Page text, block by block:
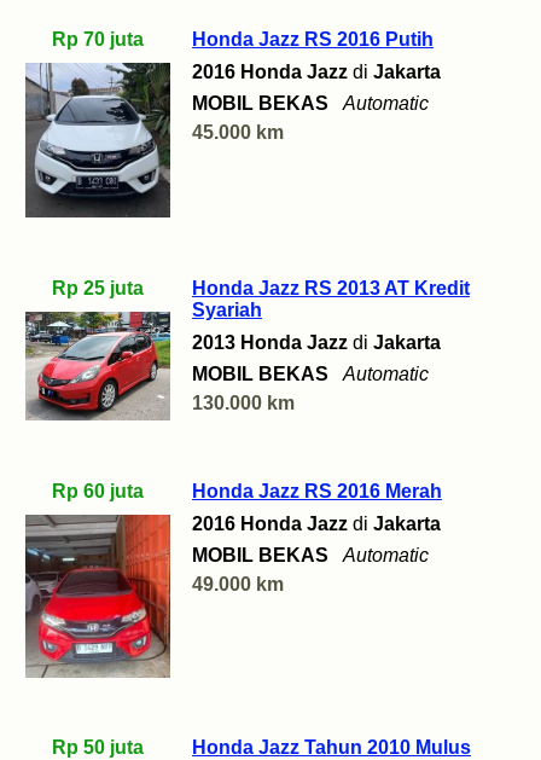
Rp 70 juta
Honda Jazz RS 2016 Putih
2016 Honda Jazz di Jakarta
MOBIL BEKAS
Automatic
45.000 km
Rp 25 juta
Honda Jazz RS 2013 AT Kredit
Syariah
2013 Honda Jazz di Jakarta
MOBIL BEKAS
Automatic
130.000 km
Rp 60 juta
Honda Jazz RS 2016 Merah
2016 Honda Jazz di Jakarta
MOBIL BEKAS
Automatic
49.000 km
Rp 50 juta
Honda Jazz Tahun 2010 Mulus